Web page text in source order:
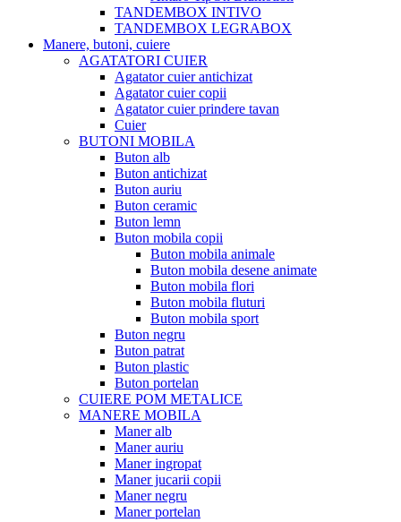
TANDEMBOX INTIVO
TANDEMBOX LEGRABOX
Manere, butoni, cuiere
AGATATORI CUIER
Agatator cuier antichizat
Agatator cuier copii
Agatator cuier prindere tavan
Cuier
BUTONI MOBILA
Buton alb
Buton antichizat
Buton auriu
Buton ceramic
Buton lemn
Buton mobila copii
Buton mobila animale
Buton mobila desene animate
Buton mobila flori
Buton mobila fluturi
Buton mobila sport
Buton negru
Buton patrat
Buton plastic
Buton portelan
CUIERE POM METALICE
MANERE MOBILA
Maner alb
Maner auriu
Maner ingropat
Maner jucarii copii
Maner negru
Maner portelan